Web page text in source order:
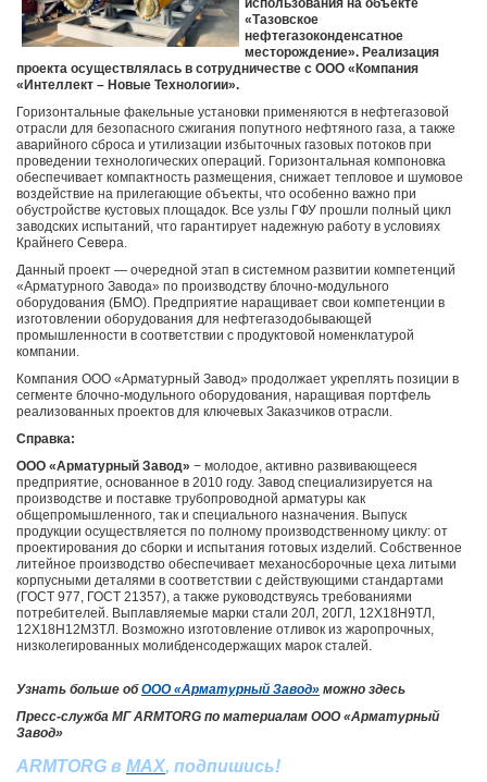
использования на объекте
«Тазовское
нефтегазоконденсатное
месторождение». Реализация
проекта осуществлялась в сотрудничестве с ООО «Компания
«Интеллект – Новые Технологии».
Горизонтальные факельные установки применяются в нефтегазовой
отрасли для безопасного сжигания попутного нефтяного газа, а также
аварийного сброса и утилизации избыточных газовых потоков при
проведении технологических операций. Горизонтальная компоновка
обеспечивает компактность размещения, снижает тепловое и шумовое
воздействие на прилегающие объекты, что особенно важно при
обустройстве кустовых площадок. Все узлы ГФУ прошли полный цикл
заводских испытаний, что гарантирует надежную работу в условиях
Крайнего Севера.
Данный проект — очередной этап в системном развитии компетенций
«Арматурного Завода» по производству блочно-модульного
оборудования (БМО). Предприятие наращивает свои компетенции в
изготовлении оборудования для нефтегазодобывающей
промышленности в соответствии с продуктовой номенклатурой
компании.
Компания ООО «Арматурный Завод» продолжает укреплять позиции в
сегменте блочно-модульного оборудования, наращивая портфель
реализованных проектов для ключевых Заказчиков отрасли.
Справка:
ООО «Арматурный Завод» − молодое, активно развивающееся
предприятие, основанное в 2010 году. Завод специализируется на
производстве и поставке трубопроводной арматуры как
общепромышленного, так и специального назначения. Выпуск
продукции осуществляется по полному производственному циклу: от
проектирования до сборки и испытания готовых изделий. Собственное
литейное производство обеспечивает механосборочные цеха литыми
корпусными деталями в соответствии с действующими стандартами
(ГОСТ 977, ГОСТ 21357), а также руководствуясь требованиями
потребителей. Выплавляемые марки стали 20Л, 20ГЛ, 12Х18Н9ТЛ,
12Х18Н12М3ТЛ. Возможно изготовление отливок из жаропрочных,
низколегированных молибденсодержащих марок сталей.
Узнать больше обООО «Арматурный Завод» можно здесь
Пресс-служба МГ ARMTORG по материалам ООО «Арматурный
Завод»
ARMTORG в MAX, подпишись!